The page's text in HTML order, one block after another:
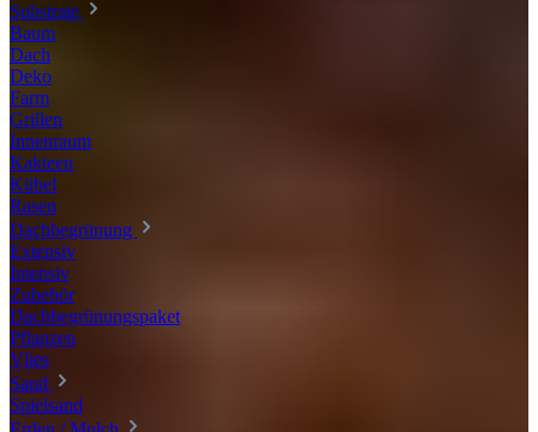
Substrate
Baum
Dach
Deko
Farm
Grillen
Innenraum
Kakteen
Kübel
Rasen
Dachbegrünung
Extensiv
Intensiv
Zubehör
Dachbegrünungspaket
Pflanzen
Vlies
Sand
Spielsand